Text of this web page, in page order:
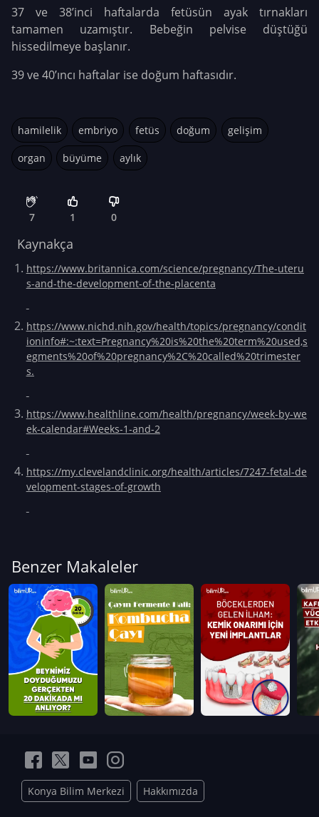
37 ve 38’inci haftalarda fetüsün ayak tırnakları
tamamen uzamıştır. Bebeğin pelvise düştüğü
hissedilmeye başlanır.
39 ve 40’ıncı haftalar ise doğum haftasıdır.
hamilelik embriyo fetüs doğum gelişim
organ büyüme aylık
7 1 0
Kaynakça
https://www.britannica.com/science/pregnancy/The-uteru
s-and-the-development-of-the-placenta
https://www.nichd.nih.gov/health/topics/pregnancy/condit
ioninfo#:~:text=Pregnancy%20is%20the%20term%20used,s
egments%20of%20pregnancy%2C%20called%20trimester
s.
https://www.healthline.com/health/pregnancy/week-by-we
ek-calendar#Weeks-1-and-2
https://my.clevelandclinic.org/health/articles/7247-fetal-de
velopment-stages-of-growth
Benzer Makaleler
Konya Bilim Merkezi Hakkımızda